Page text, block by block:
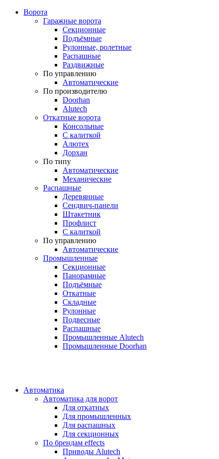
Ворота
Гаражные ворота
Секционные
Подъёмные
Рулонные, ролетные
Распашные
Раздвижные
По управлению
Автоматические
По производителю
Doorhan
Alutech
Откатные ворота
Консольные
С калиткой
Алютех
Дорхан
По типу
Автоматические
Механические
Распашные
Деревянные
Сендвич-панели
Штакетник
Профлист
С калиткой
По управлению
Автоматические
Промышленные
Секционные
Панорамные
Подъёмные
Откатные
Складные
Рулонные
Подвесные
Распашные
Промышленные Alutech
Промышленные Doorhan
Автоматика
Автоматика для ворот
Для откатных
Для промышленных
Для распашных
Для секционных
По брендам effects
Приводы Alutech